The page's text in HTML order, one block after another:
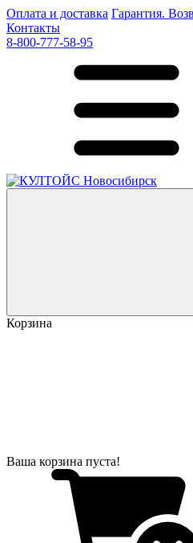
Оплата и доставка Гарантия.
Контакты
8-800-777-58-95
Корзина
Ваша корзина пуста!